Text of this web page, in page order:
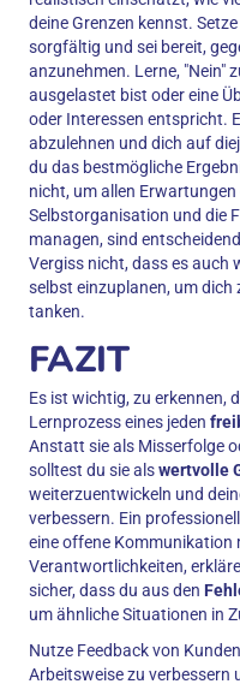
deine Grenzen kennst.
sorgfältig und sei bereit,
anzunehmen. Lerne, "Nein"
ausgelastet bist oder eine
oder Interessen entspricht.
abzulehnen und dich auf
du das bestmögliche
nicht, um allen
Selbstorganisation und die
managen, sind
Vergiss nicht, dass es auch
selbst einzuplanen, um dich
tanken.
FAZIT
Es ist wichtig, zu erkennen,
Lernprozess eines jeden
Anstatt sie als Misserfolge
solltest du sie alswertvolle
weiterzuentwickeln und
verbessern. Ein
eine offene Kommunikation
Verantwortlichkeiten,
sicher, dass du aus den
um ähnliche Situationen in
Nutze Feedback von
Arbeitsweise zu verbessern